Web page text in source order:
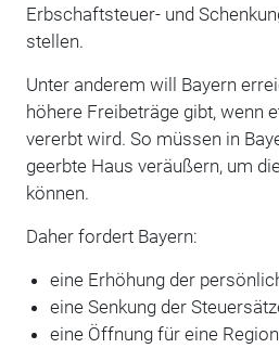
Erbschaftsteuer- und
stellen.
Unter anderem will Bayern
höhere Freibeträge gibt, wenn
vererbt wird. So müssen in
geerbte Haus veräußern, um
können.
Daher fordert Bayern:
eine Erhöhung der
eine Senkung der
eine Öffnung für eine